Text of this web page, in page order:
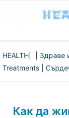
HEALTH Здраве
Treatments
Как да